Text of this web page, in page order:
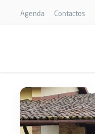
Agenda Contactos